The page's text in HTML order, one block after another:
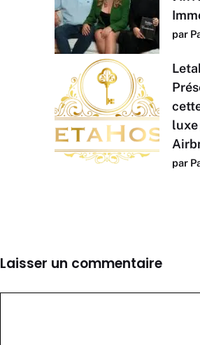
par
par
Laisser un commentaire